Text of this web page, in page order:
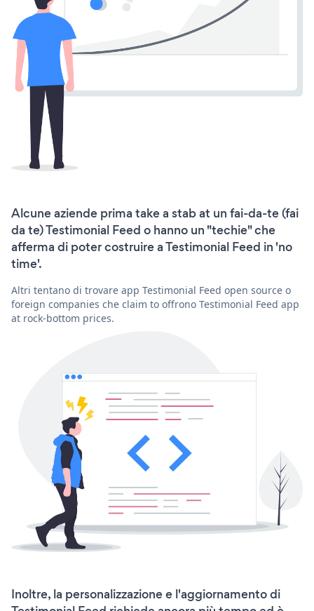
Alcune aziende prima take a stab at un fai-da-te (fai
da te) Testimonial Feed o hanno un "techie" che
afferma di poter costruire a Testimonial Feed in 'no
time'.
Altri tentano di trovare app Testimonial Feed open source o
foreign companies che claim to offrono Testimonial Feed app
at rock-bottom prices.
Inoltre, la personalizzazione e l'aggiornamento di